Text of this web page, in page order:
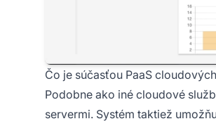
Čo je súčasťou PaaS
Podobne ako iné cloudové
servermi. Systém taktiež